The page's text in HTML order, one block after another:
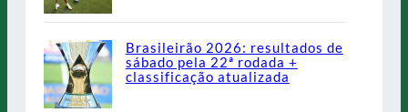
Brasileirão 2026: resultados de
sábado pela 22ª rodada +
classificação atualizada